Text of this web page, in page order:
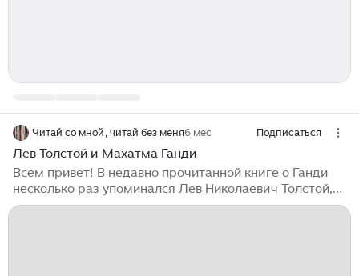
Читай со мной, читай без меня6 мес Подписаться
Лев Толстой и Махатма Ганди
Всем привет! В недавно прочитанной книге о Ганди
несколько раз упоминался Лев Николаевич Толстой,
но в книге об этом было мало написано. Меня очень